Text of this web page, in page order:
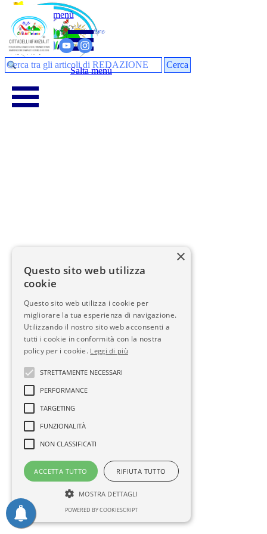
Vai ai contenuti
pedagogia
Cerca
Salta menù
Salta menù
×
Questo sito web utilizza
cookie
Questo sito web utilizza i cookie per
migliorare la tua esperienza di navigazione.
Utilizzando il nostro sito web acconsenti a
tutti i cookie in conformità con la nostra
policy per i cookie. Leggi di più
STRETTAMENTE NECESSARI
PERFORMANCE
TARGETING
FUNZIONALITÀ
NON CLASSIFICATI
ACCETTA TUTTO RIFIUTA TUTTO
MOSTRA DETTAGLI
POWERED BY COOKIESCRIPT